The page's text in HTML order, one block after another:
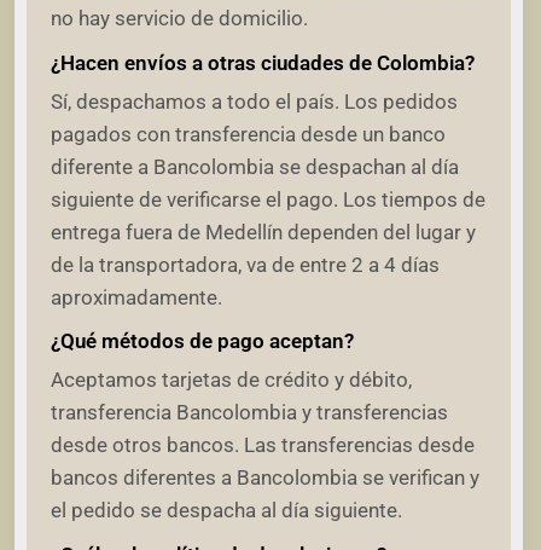
no hay servicio de domicilio.
¿Hacen envíos a otras ciudades de Colombia?
Sí, despachamos a todo el país. Los pedidos
pagados con transferencia desde un banco
diferente a Bancolombia se despachan al día
siguiente de verificarse el pago. Los tiempos de
entrega fuera de Medellín dependen del lugar y
de la transportadora, va de entre 2 a 4 días
aproximadamente.
¿Qué métodos de pago aceptan?
Aceptamos tarjetas de crédito y débito,
transferencia Bancolombia y transferencias
desde otros bancos. Las transferencias desde
bancos diferentes a Bancolombia se verifican y
el pedido se despacha al día siguiente.